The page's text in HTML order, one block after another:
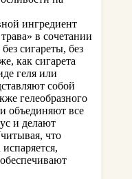
ингредиент
в сочетании
сигареты, без
как сигарета
геля или
собой
гелеобразного
объединяют все
и делают
что